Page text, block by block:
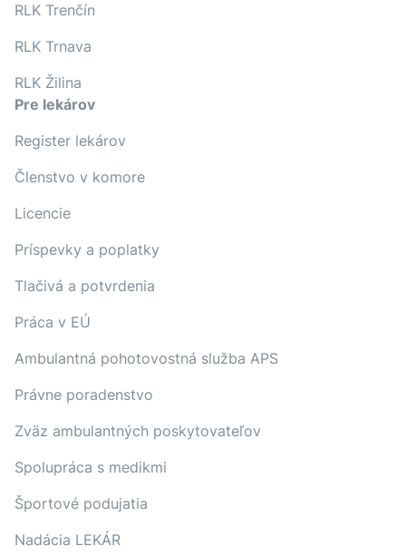
RLK Trenčín
RLK Trnava
RLK Žilina
Pre lekárov
Register lekárov
Členstvo v komore
Licencie
Príspevky a poplatky
Tlačivá a potvrdenia
Práca v EÚ
Ambulantná pohotovostná služba APS
Právne poradenstvo
Zväz ambulantných poskytovateľov
Spolupráca s medikmi
Športové podujatia
Nadácia LEKÁR